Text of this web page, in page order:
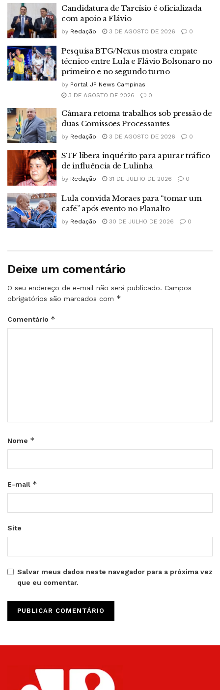
Candidatura de Tarcísio é oficializada
com apoio a Flávio
by Redação 3 DE AGOSTO DE 2026 0
Pesquisa BTG/Nexus mostra empate
técnico entre Lula e Flávio Bolsonaro no
primeiro e no segundo turno
by Portal JP News Campinas
3 DE AGOSTO DE 2026
0
Câmara retoma trabalhos sob pressão de
duas Comissões Processantes
by Redação 3 DE AGOSTO DE 2026 0
STF libera inquérito para apurar tráfico
de influência de Lulinha
by Redação 31 DE JULHO DE 2026 0
Lula convida Moraes para “tomar um
café” após evento no Planalto
by Redação 30 DE JULHO DE 2026 0
Deixe um comentário
O seu endereço de e-mail não será publicado. Campos
obrigatórios são marcados com *
Comentário *
Nome *
E-mail *
Site
Salvar meus dados neste navegador para a próxima vez
que eu comentar.